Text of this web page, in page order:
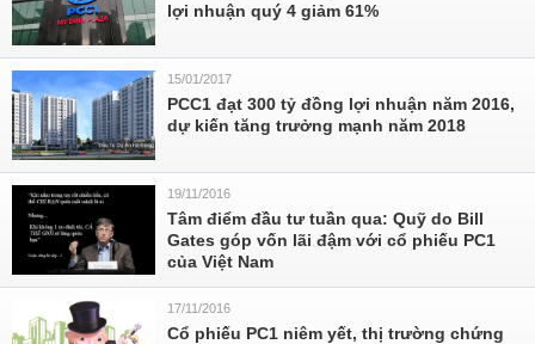
lợi nhuận quý 4 giảm 61%
15/01/2017
PCC1 đạt 300 tỷ đồng lợi nhuận năm 2016,
dự kiến tăng trưởng mạnh năm 2018
19/11/2016
Tâm điểm đầu tư tuần qua: Quỹ do Bill
Gates góp vốn lãi đậm với cổ phiếu PC1
của Việt Nam
17/11/2016
Cổ phiếu PC1 niêm yết, thị trường chứng